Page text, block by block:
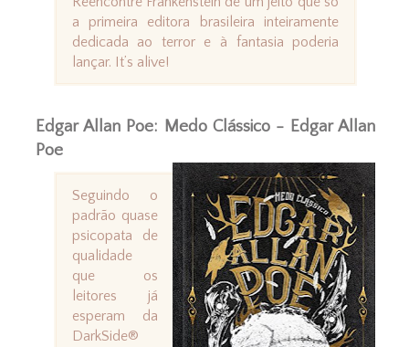
a primeira editora brasileira inteiramente
dedicada ao terror e à fantasia poderia
lançar. It’s alive!
Edgar Allan Poe: Medo Clássico - Edgar Allan
Poe
Seguindo o
padrão quase
psicopata de
qualidade
que os
leitores já
esperam da
DarkSide®